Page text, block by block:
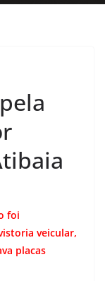
foi
veicular,
placas